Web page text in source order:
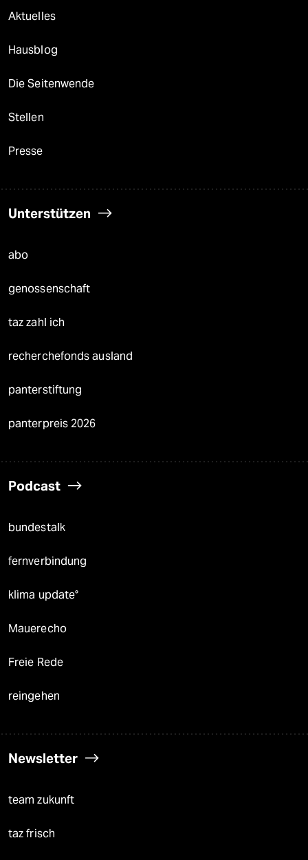
Aktuelles
Hausblog
Die Seitenwende
Stellen
Presse
Unterstützen
abo
genossenschaft
taz zahl ich
recherchefonds ausland
panterstiftung
panterpreis 2026
Podcast
bundestalk
fernverbindung
klima update°
Mauerecho
Freie Rede
reingehen
Newsletter
team zukunft
taz frisch